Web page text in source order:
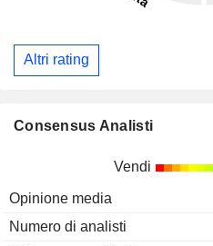
Altri rating
Consensus Analisti
Vendi
Opinione media
Numero di analisti